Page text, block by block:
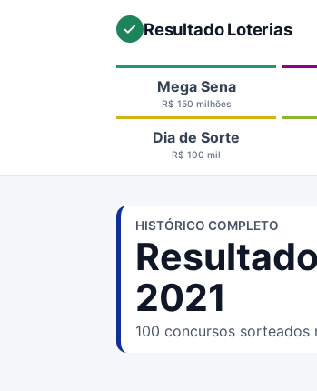
Resultado Loterias
Mega Sena
R$ 150 milhões
Dia de Sorte
R$ 100 mil
HISTÓRICO COMPLETO
2021
100 concursos sorteados